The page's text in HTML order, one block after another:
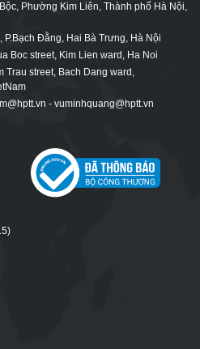
Phường Kim Liên, Thành phố Hà Nội,
P.Bạch Đằng, Hai Bà Trưng, Hà Nội
Boc street, Kim Lien ward, Ha Noi
Trau street, Bach Dang ward,
- vuminhquang@hptt.vn